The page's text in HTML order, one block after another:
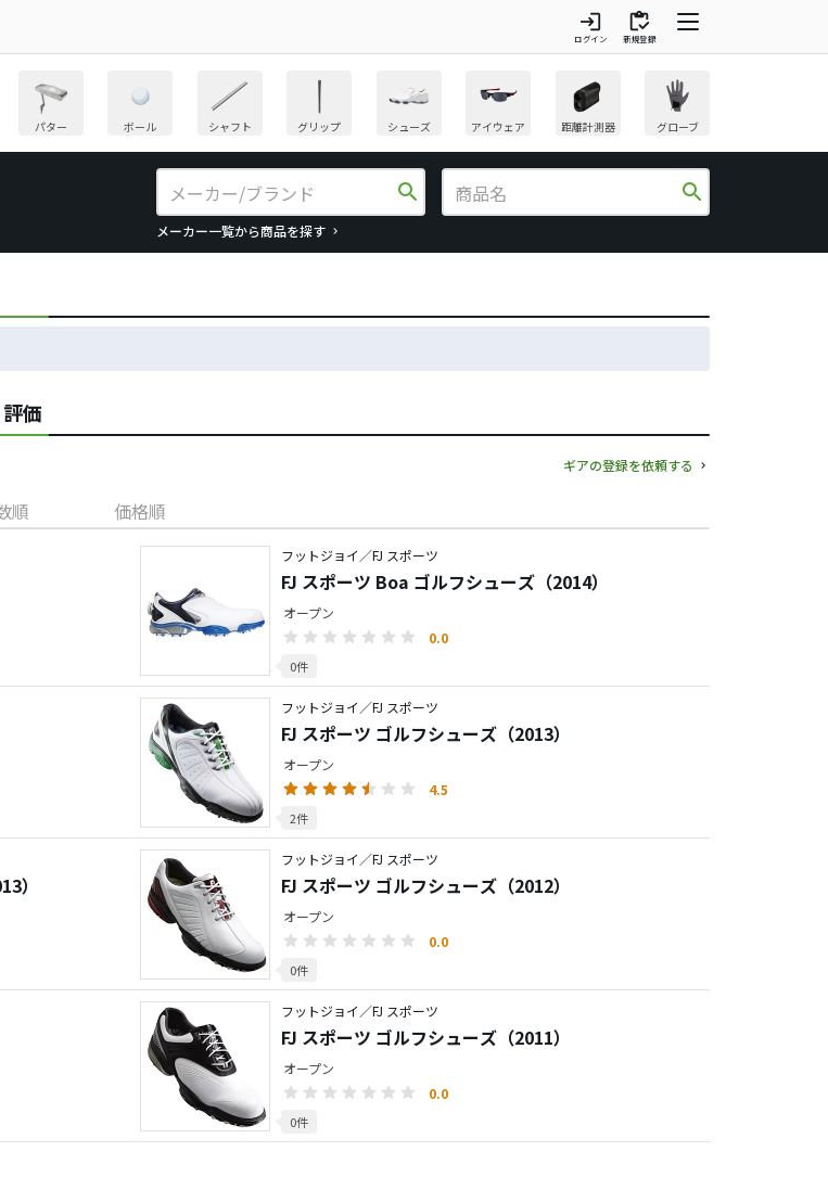
login
ログイン
inventory
新規登録
パター ボール シャフト グリップ シューズ アイウェア 距離計測器 グローブ
search
メーカー一覧から商品を探す
search
価
ギアの登録を依頼する
順 価格順
フットジョイ／FJ スポーツ
FJ スポーツ Boa ゴルフシューズ（2014）
オープン
0.0
0件
フットジョイ／FJ スポーツ
FJ スポーツ ゴルフシューズ（2013）
オープン
4.5
2件
）
フットジョイ／FJ スポーツ
FJ スポーツ ゴルフシューズ（2012）
オープン
0.0
0件
フットジョイ／FJ スポーツ
FJ スポーツ ゴルフシューズ（2011）
オープン
0.0
0件